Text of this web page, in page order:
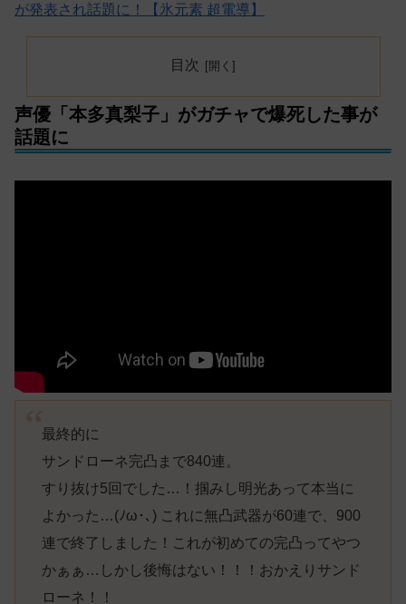
が発表され話題に！【氷元素 超電導】
目次
声優「本多真梨子」がガチャで爆死した事が
話題に
最終的に
サンドローネ完凸まで840連。
すり抜け5回でした…！掴みし明光あって本当に
よかった…(ﾉω･､) これに無凸武器が60連で、900
連で終了しました！これが初めての完凸ってやつ
かぁぁ…しかし後悔はない！！！おかえりサンド
ローネ！！